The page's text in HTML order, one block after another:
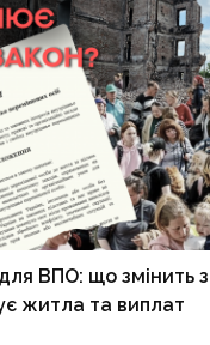
ВПО: що змінить
житла та виплат